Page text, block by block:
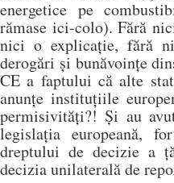
energetice pe
rămase ici-colo). Fără
nici o explicație, fără
derogări și bunăvoințe
CE a faptului că alte
anunțe instituțiile
permisivități?! Și au
legislația europeană,
dreptului de decizie a
decizia unilaterală de